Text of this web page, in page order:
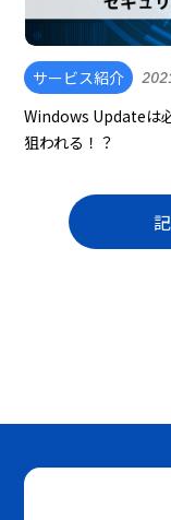
サービス紹介
Windows Updateは
狙われる！？